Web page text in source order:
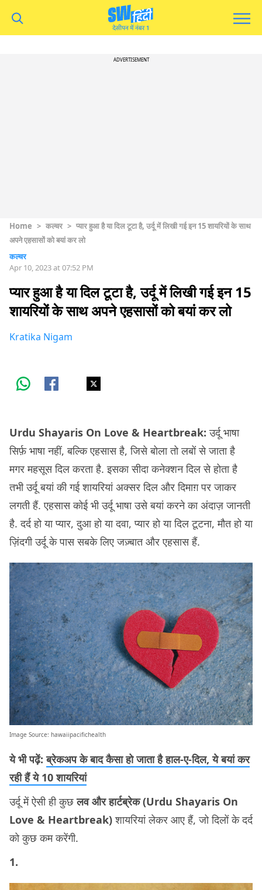
ADVERTISEMENT
Home > कल्चर > प्यार हुआ है या दिल टूटा है, उर्दू में लिखी गई इन 15 शायरियों के साथ
अपने एहसासों को बयां कर लो
कल्चर
Apr 10, 2023 at 07:52 PM
प्यार हुआ है या दिल टूटा है, उर्दू में लिखी गई इन 15
शायरियों के साथ अपने एहसासों को बयां कर लो
Kratika Nigam
Urdu Shayaris On Love & Heartbreak: उर्दू भाषा
सिर्फ़ भाषा नहीं, बल्कि एहसास है, जिसे बोला तो लबों से जाता है
मगर महसूस दिल करता है. इसका सीदा कनेक्शन दिल से होता है
तभी उर्दू बयां की गई शायरियां अक्सर दिल और दिमाग़ पर जाकर
लगती हैं. एहसास कोई भी उर्दू भाषा उसे बयां करने का अंदाज़ जानती
है. दर्द हो या प्यार, दुआ हो या दवा, प्यार हो या दिल टूटना, मौत हो या
ज़िंदगी उर्दू के पास सबके लिए जज़्बात और एहसास हैं.
Image Source: hawaiipacifichealth
ये भी पढ़ें:ब्रेकअप के बाद कैसा हो जाता है हाल-ए-दिल, ये बयां कर
रही हैं ये 10 शायरियां
उर्दू में ऐसी ही कुछलव और हार्टब्रेक (Urdu Shayaris On
Love & Heartbreak)शायरियां लेकर आए हैं, जो दिलों के दर्द
को कुछ कम करेंगी.
1.